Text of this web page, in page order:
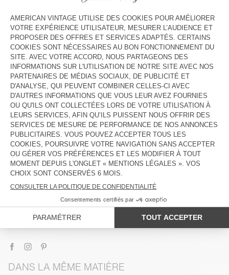
3 5 7 9 11 13
GUIDE DES TAILLES
Livraison estiméeentre le mercredi 12 août et le vendredi 14
août
AJOUTER AU PANIER
DESCRIPTION
TAILLE ET COUPE
COMPOSITION
ENTRETIEN
TRAÇABILITÉ
DANS LA MÊME MATIÈRE